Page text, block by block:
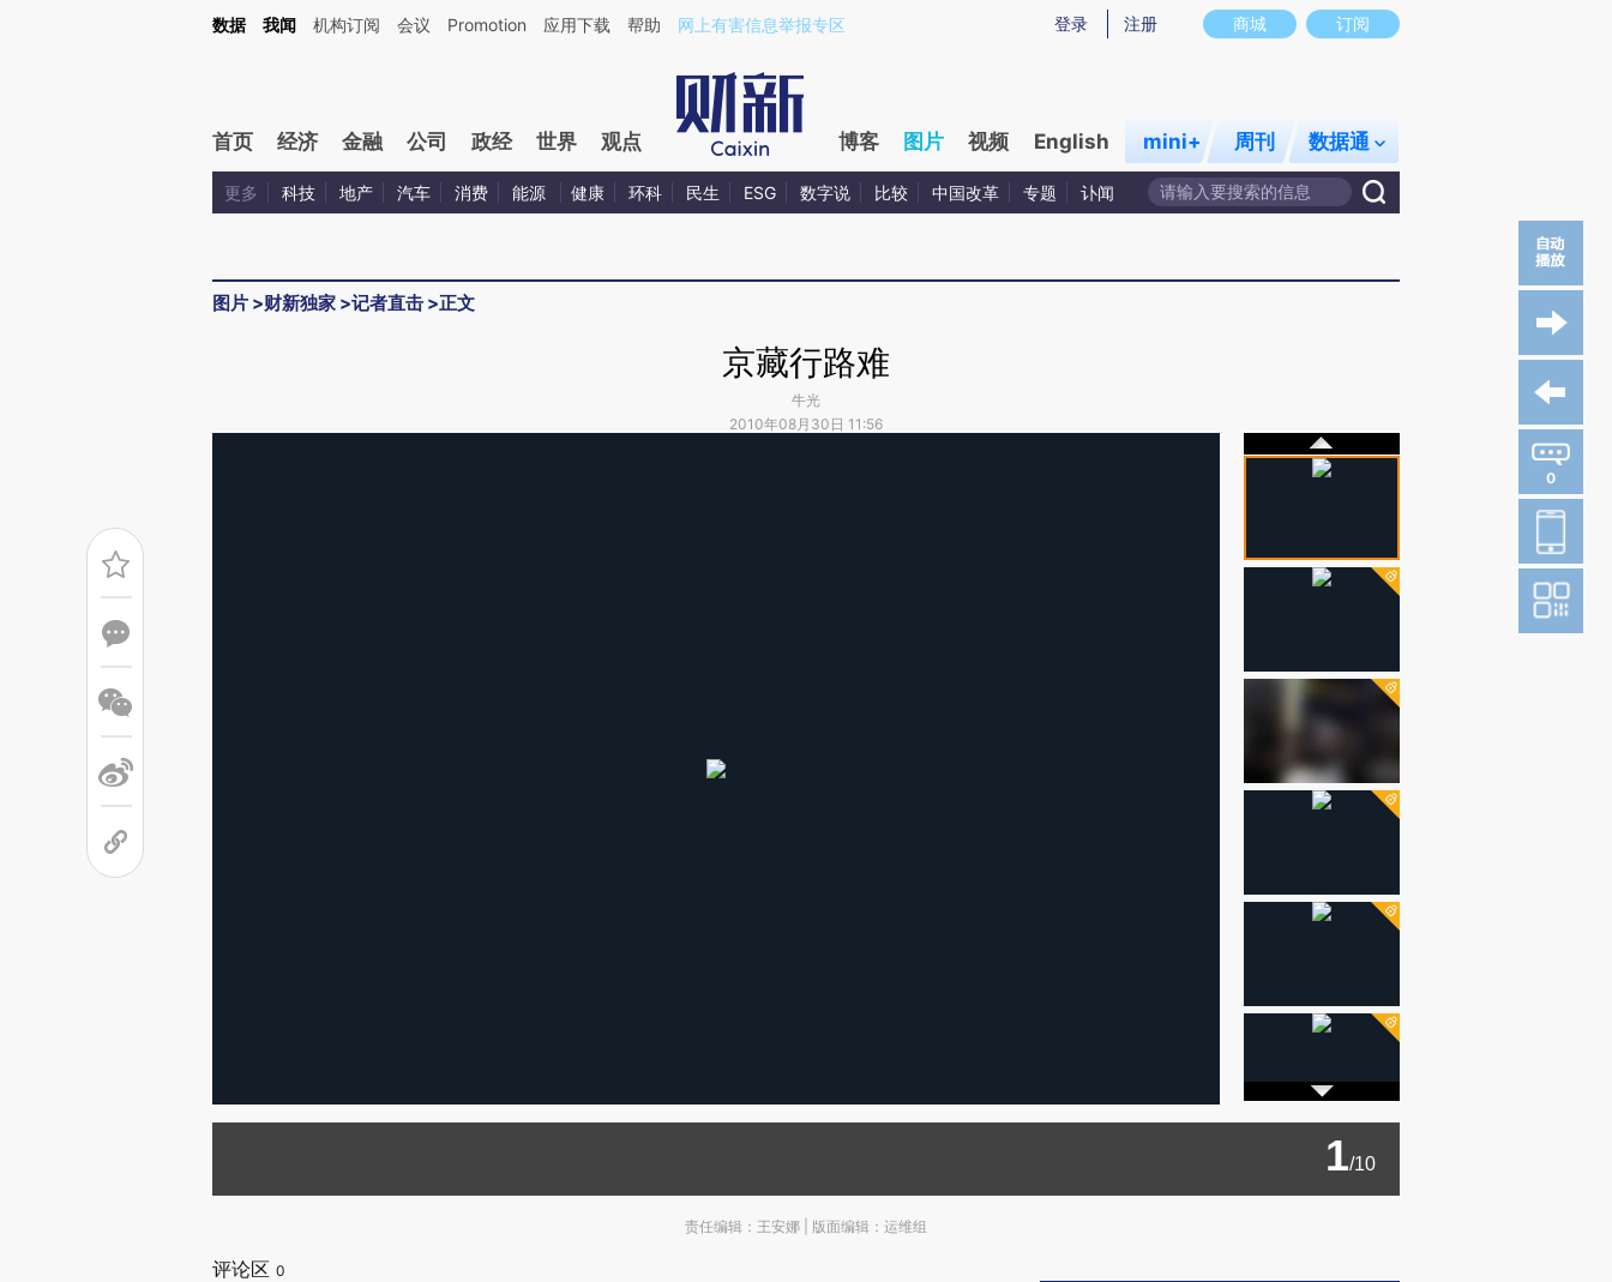
商城 订阅
登录 注册
数据 我闻 机构订阅 会议 Promotion 应用下载 帮助 网上有害信息举报专区
首页 经济 金融 公司 政经 世界 观点 博客 图片 视频 English mini+ 周刊 数据通
更多 科技 地产 汽车 消费 能源 健康 环科 民生 ESG 数字说 比较 中国改革 专题 讣闻
图片 >财新独家 >记者直击 >正文
京藏行路难
牛光
2010年08月30日 11:56
0
1/10
责任编辑：王安娜 | 版面编辑：运维组
评论区 0